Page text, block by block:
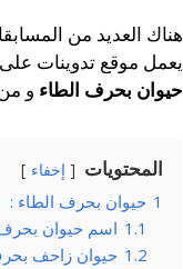
هناك العديد من
يعمل موقع تدوينات
حيوان بحرف الطاء و
المحتويات إخفاء
1 حيوان بحرف الطاء :
1.1 اسم حيوان
1.2 حيوان زاحف